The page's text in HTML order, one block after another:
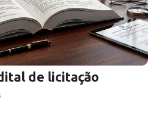
de licitação